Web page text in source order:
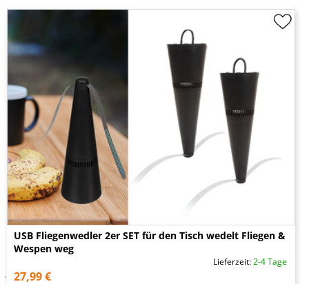
USB Fliegenwedler 2er SET für den Tisch wedelt Fliegen &
Wespen weg
Lieferzeit:2-4 Tage
27,99 €